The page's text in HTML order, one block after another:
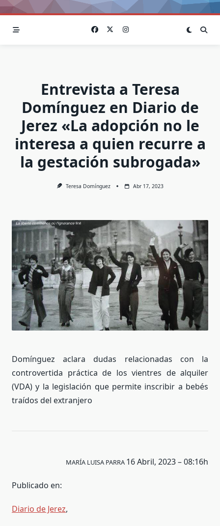
Entrevista a Teresa
Domínguez en Diario de
Jerez «La adopción no le
interesa a quien recurre a
la gestación subrogada»
Teresa Domínguez Abr 17, 2023
Domínguez aclara dudas relacionadas con la
controvertida práctica de los vientres de alquiler
(VDA) y la legislación que permite inscribir a bebés
traídos del extranjero
MARÍA LUISA PARRA 16Abril, 2023 – 08:16h
Publicado en:
Diario de Jerez,